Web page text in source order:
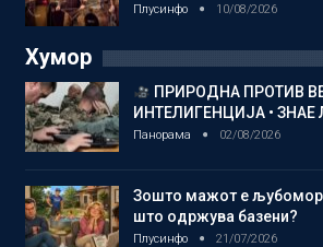
Плусинфо 10/08/2026
Хумор
ПРИРОДНА ПРОТИВ
ИНТЕЛИГЕНЦИЈА • ЗНАЕ
Панорама 02/08/2026
Зошто мажот е
што одржува базени?
Плусинфо 21/07/2026